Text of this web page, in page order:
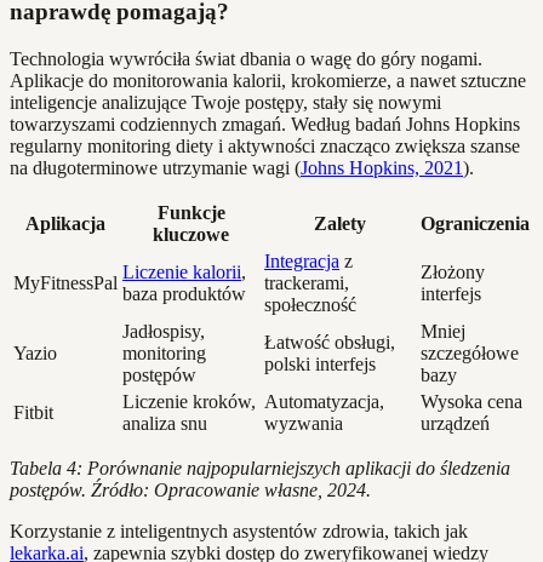
naprawdę pomagają?
Technologia wywróciła świat dbania o wagę do góry nogami.
Aplikacje do monitorowania kalorii, krokomierze, a nawet sztuczne
inteligencje analizujące Twoje postępy, stały się nowymi
towarzyszami codziennych zmagań. Według badań Johns Hopkins
regularny monitoring diety i aktywności znacząco zwiększa szanse
na długoterminowe utrzymanie wagi (Johns Hopkins, 2021).
Aplikacja
Funkcje
kluczowe
Zalety Ograniczenia
MyFitnessPal
Liczenie kalorii,
baza produktów
Integracja z
trackerami,
społeczność
Złożony
interfejs
Yazio
Jadłospisy,
monitoring
postępów
Łatwość obsługi,
polski interfejs
Mniej
szczegółowe
bazy
Fitbit
Liczenie kroków,
analiza snu
Automatyzacja,
wyzwania
Wysoka cena
urządzeń
Tabela 4: Porównanie najpopularniejszych aplikacji do śledzenia
postępów. Źródło: Opracowanie własne, 2024.
Korzystanie z inteligentnych asystentów zdrowia, takich jak
lekarka.ai, zapewnia szybki dostęp do zweryfikowanej wiedzy